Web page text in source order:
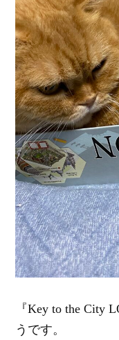
『Key to the City
うです。